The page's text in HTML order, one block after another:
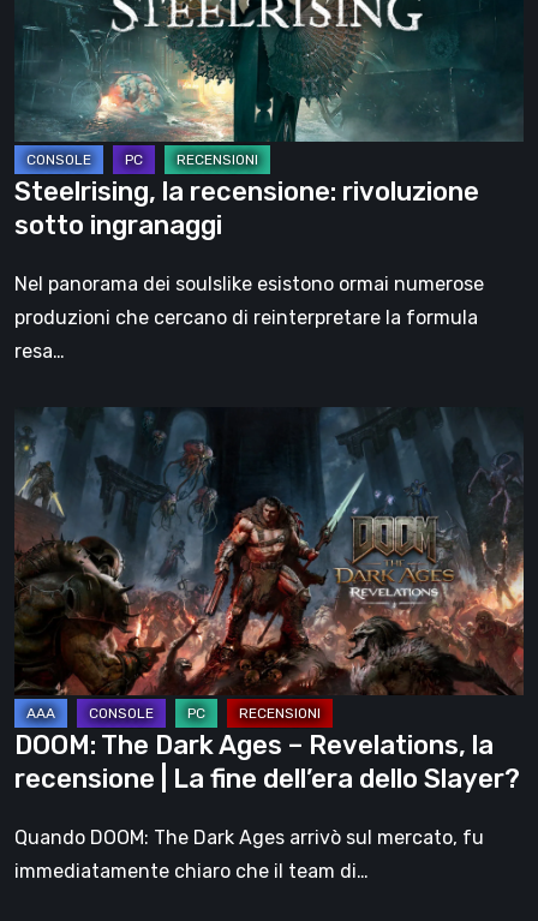
ingranaggi
Steelrising, la recensione: rivoluzione
sotto ingranaggi
Nel panorama dei soulslike esistono ormai numerose
produzioni che cercano di reinterpretare la formula
resa…
DOOM:
The
Dark
Ages
–
Revelations,
la
recensione
|
La
fine
dell’era
dello
Slayer?
DOOM: The Dark Ages – Revelations, la
recensione | La fine dell’era dello Slayer?
Quando DOOM: The Dark Ages arrivò sul mercato, fu
immediatamente chiaro che il team di…